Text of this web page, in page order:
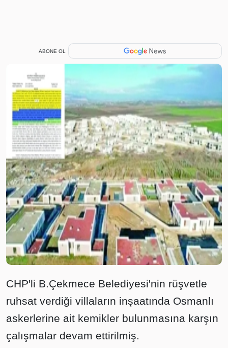
ABONE OL
CHP'li B.Çekmece Belediyesi'nin rüşvetle
ruhsat verdiği villaların inşaatında Osmanlı
askerlerine ait kemikler bulunmasına karşın
çalışmalar devam ettirilmiş.